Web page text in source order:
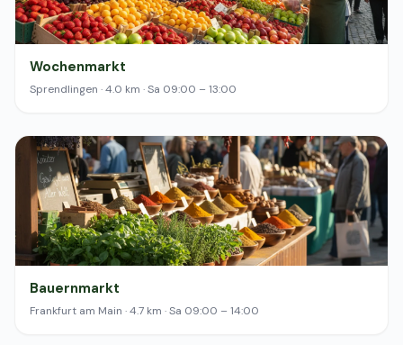
Wochenmarkt
Sprendlingen · 4.0 km · Sa 09:00 – 13:00
Bauernmarkt
Frankfurt am Main · 4.7 km · Sa 09:00 – 14:00